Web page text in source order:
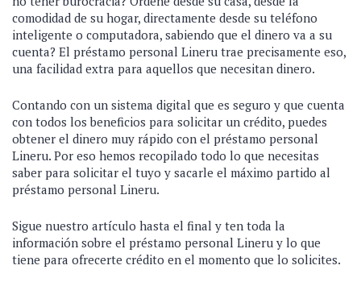
comodidad de su hogar, directamente desde su teléfono
inteligente o computadora, sabiendo que el dinero va a su
cuenta? El préstamo personal Lineru trae precisamente eso,
una facilidad extra para aquellos que necesitan dinero.
Contando con un sistema digital que es seguro y que cuenta
con todos los beneficios para solicitar un crédito, puedes
obtener el dinero muy rápido con el préstamo personal
Lineru. Por eso hemos recopilado todo lo que necesitas
saber para solicitar el tuyo y sacarle el máximo partido al
préstamo personal Lineru.
Sigue nuestro artículo hasta el final y ten toda la
información sobre el préstamo personal Lineru y lo que
tiene para ofrecerte crédito en el momento que lo solicites.